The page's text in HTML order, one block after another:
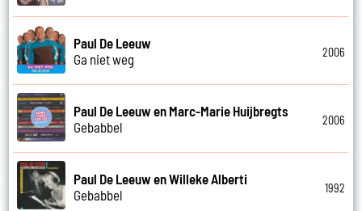
Paul De Leeuw
Ga niet weg
2006
Paul De Leeuw en Marc-Marie Huijbregts
Gebabbel
2006
Paul De Leeuw en Willeke Alberti
Gebabbel
1992